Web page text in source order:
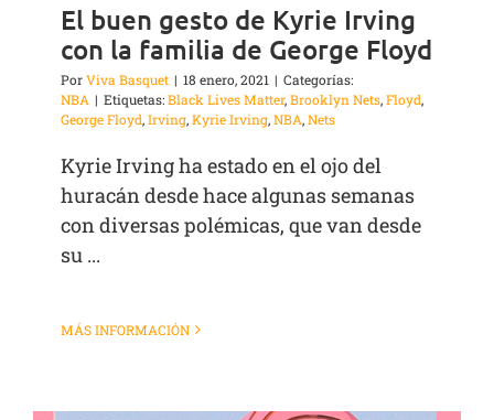
El buen gesto de Kyrie Irving
con la familia de George Floyd
PorViva Basquet | 18 enero, 2021 | Categorías:
NBA | Etiquetas:Black Lives Matter,Brooklyn Nets,Floyd,
George Floyd,Irving,Kyrie Irving,NBA,Nets
Kyrie Irving ha estado en el ojo del
huracán desde hace algunas semanas
con diversas polémicas, que van desde
su ...
MÁS INFORMACIÓN